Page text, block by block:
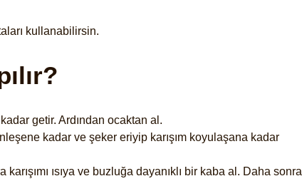
kullanabilirsin.
getir. Ardından ocaktan al.
kadar ve şeker eriyip karışım koyulaşana kadar
ısıya ve buzluğa dayanıklı bir kaba al. Daha sonra